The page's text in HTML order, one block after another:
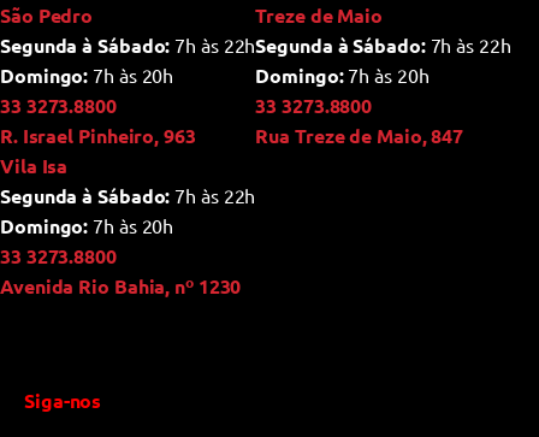
São Pedro
Segunda à Sábado: 7h às 22h
Domingo: 7h às 20h
33 3273.8800
R. Israel Pinheiro, 963
Treze de Maio
Segunda à Sábado:7h às 22h
Domingo:7h às 20h
33 3273.8800
Rua Treze de Maio, 847
Vila Isa
Segunda à Sábado: 7h às 22h
Domingo: 7h às 20h
33 3273.8800
Avenida Rio Bahia, nº 1230
Siga-nos